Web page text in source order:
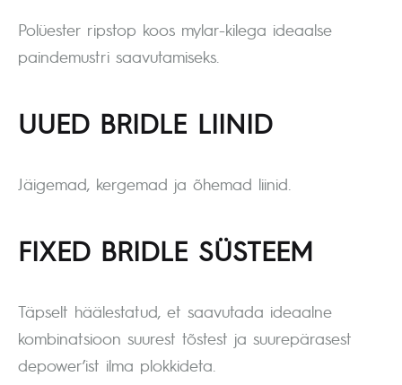
Polüester ripstop koos mylar-kilega ideaalse
paindemustri saavutamiseks.
UUED BRIDLE LIINID
Jäigemad, kergemad ja õhemad liinid.
FIXED BRIDLE SÜSTEEM
Täpselt häälestatud, et saavutada ideaalne
kombinatsioon suurest tõstest ja suurepärasest
depower’ist ilma plokkideta.